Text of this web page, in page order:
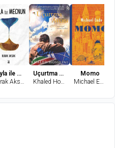
Leyla ile Mecnun
Burak Aksak
Uçurtma Avcısı
Khaled Hosseini
Momo
Michael Ende